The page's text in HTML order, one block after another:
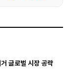
글로벌 시장 공략